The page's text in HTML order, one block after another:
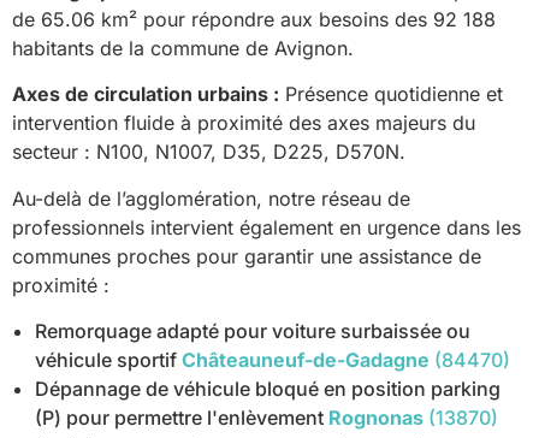
de 65.06 km² pour répondre aux besoins des 92 188
habitants de la commune de Avignon.
Axes de circulation urbains : Présence quotidienne et
intervention fluide à proximité des axes majeurs du
secteur : N100, N1007, D35, D225, D570N.
Au-delà de l’agglomération, notre réseau de
professionnels intervient également en urgence dans les
communes proches pour garantir une assistance de
proximité :
Remorquage adapté pour voiture surbaissée ou
véhicule sportif Châteauneuf-de-Gadagne (84470)
Dépannage de véhicule bloqué en position parking
(P) pour permettre l'enlèvement Rognonas (13870)